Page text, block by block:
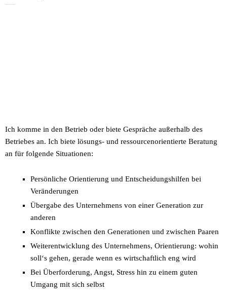
Ich komme in den Betrieb oder biete Gespräche außerhalb des
Betriebes an. Ich biete lösungs- und ressourcenorientierte Beratung
an für folgende Situationen:
Persönliche Orientierung und Entscheidungshilfen bei
Veränderungen
Übergabe des Unternehmens von einer Generation zur
anderen
Konflikte zwischen den Generationen und zwischen Paaren
Weiterentwicklung des Unternehmens, Orientierung: wohin
soll‘s gehen, gerade wenn es wirtschaftlich eng wird
Bei Überforderung, Angst, Stress hin zu einem guten
Umgang mit sich selbst